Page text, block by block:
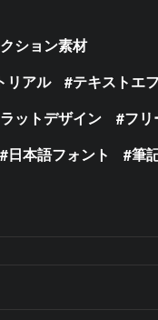
ション素材
リアル
テキストエ
ットデザイン
フリ
日本語フォント 筆